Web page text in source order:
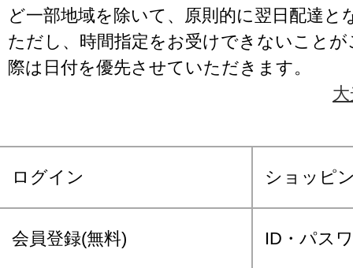
ど一部地域を除いて、原則的に翌日配達と
ただし、時間指定をお受けできないこと
際は日付を優先させていただきます。
ログイン ショッピ
会員登録(無料) ID・パス